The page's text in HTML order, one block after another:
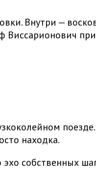
Внутри —
Виссарионович
находка.
собственных